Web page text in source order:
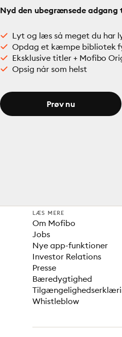
Nyd den ubegrænsede
Lyt og læs så meget du har
Opdag et kæmpe bibliotek
Eksklusive titler + Mofibo
Opsig når som helst
Prøv nu
LÆS MERE
Om Mofibo
Jobs
Nye app-funktioner
Investor Relations
Presse
Bæredygtighed
Whistleblow